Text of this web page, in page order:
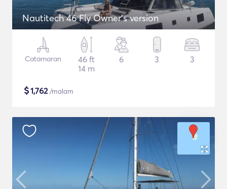
Nautitech 46 Fly Owner's version
Catamaran
46 ft
14 m
6 3 3
$1,762/malam